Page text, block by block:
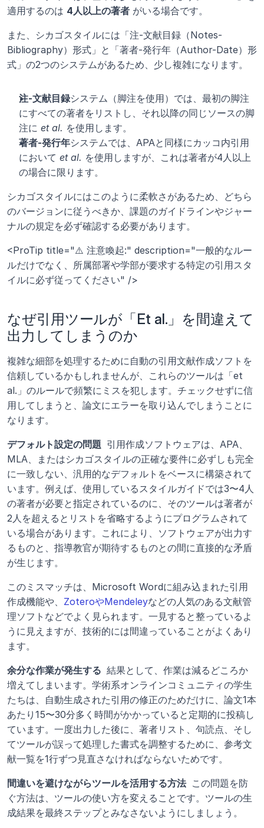
適用するのは 4人以上の著者 がいる場合です。
また、シカゴスタイルには「注-文献目録（Notes-
Bibliography）形式」と「著者-発行年（Author-Date）形
式」の2つのシステムがあるため、少し複雑になります。
注-文献目録システム（脚注を使用）では、最初の脚注
にすべての著者をリストし、それ以降の同じソースの脚
注に et al. を使用します。
著者-発行年システムでは、APAと同様にカッコ内引用
において et al. を使用しますが、これは著者が4人以上
の場合に限ります。
シカゴスタイルにはこのように柔軟さがあるため、どちら
のバージョンに従うべきか、課題のガイドラインやジャー
ナルの規定を必ず確認する必要があります。
<ProTip title="⚠️ 注意喚起:" description="一般的なルー
ルだけでなく、所属部署や学部が要求する特定の引用スタ
イルに必ず従ってください" />
なぜ引用ツールが「Et al.」を間違えて
出力してしまうのか
複雑な細部を処理するために自動の引用文献作成ソフトを
信頼しているかもしれませんが、これらのツールは「et
al.」のルールで頻繁にミスを犯します。チェックせずに信
用してしまうと、論文にエラーを取り込んでしまうことに
なります。
デフォルト設定の問題 引用作成ソフトウェアは、APA、
MLA、またはシカゴスタイルの正確な要件に必ずしも完全
に一致しない、汎用的なデフォルトをベースに構築されて
います。例えば、使用しているスタイルガイドでは3〜4人
の著者が必要と指定されているのに、そのツールは著者が
2人を超えるとリストを省略するようにプログラムされて
いる場合があります。これにより、ソフトウェアが出力す
るものと、指導教官が期待するものとの間に直接的な矛盾
が生じます。
このミスマッチは、Microsoft Wordに組み込まれた引用
作成機能や、 ZoteroやMendeleyなどの人気のある文献管
理ソフトなどでよく見られます。一見すると整っているよ
うに見えますが、技術的には間違っていることがよくあり
ます。
余分な作業が発生する 結果として、作業は減るどころか
増えてしまいます。学術系オンラインコミュニティの学生
たちは、自動生成された引用の修正のためだけに、論文1本
あたり15〜30分多く時間がかかっていると定期的に投稿し
ています。一度出力した後に、著者リスト、句読点、そし
てツールが誤って処理した書式を調整するために、参考文
献一覧を1行ずつ見直さなければならないためです。
間違いを避けながらツールを活用する方法 この問題を防
ぐ方法は、ツールの使い方を変えることです。ツールの生
成結果を最終ステップとみなさないようにしましょう。